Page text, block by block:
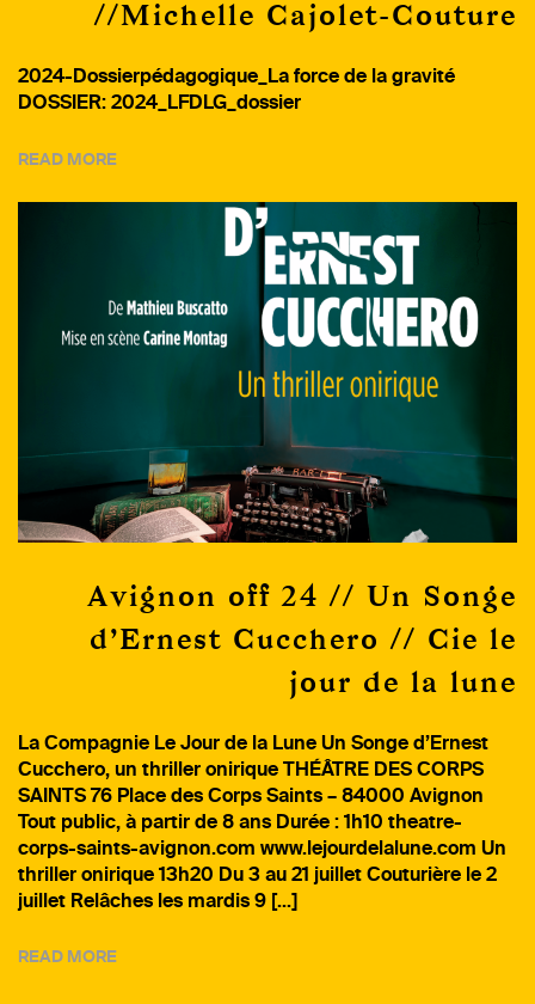
//Michelle Cajolet-Couture
2024-Dossierpédagogique_La force de la gravité
DOSSIER: 2024_LFDLG_dossier
READ MORE
Avignon off 24 // Un Songe
d’Ernest Cucchero // Cie le
jour de la lune
La Compagnie Le Jour de la Lune Un Songe d’Ernest
Cucchero, un thriller onirique THÉÂTRE DES CORPS
SAINTS 76 Place des Corps Saints – 84000 Avignon
Tout public, à partir de 8 ans Durée : 1h10 theatre-
corps-saints-avignon.com www.lejourdelalune.com Un
thriller onirique 13h20 Du 3 au 21 juillet Couturière le 2
juillet Relâches les mardis 9 […]
READ MORE